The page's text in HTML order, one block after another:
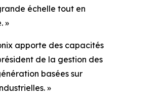
échelle tout en
»
apporte des capacités
de la gestion des
basées sur
»